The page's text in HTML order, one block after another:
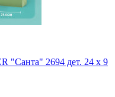
"Санта" 2694 дет. 24 x 9